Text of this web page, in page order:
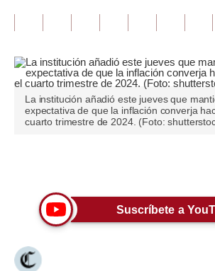
Plus G
Editorial
Pregunta de hoy
Blogs
Viajes
La institución añadió este jueves que
expectativa de que la inflación converja
cuarto trimestre de 2024. (Foto:
Suscríbete a